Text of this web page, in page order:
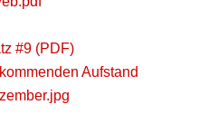
#9 (PDF)
Aufstand